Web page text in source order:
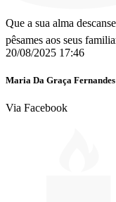
Que a sua alma
pêsames aos seus
20/08/2025 17:46
Maria Da Graça Fernandes
Via Facebook